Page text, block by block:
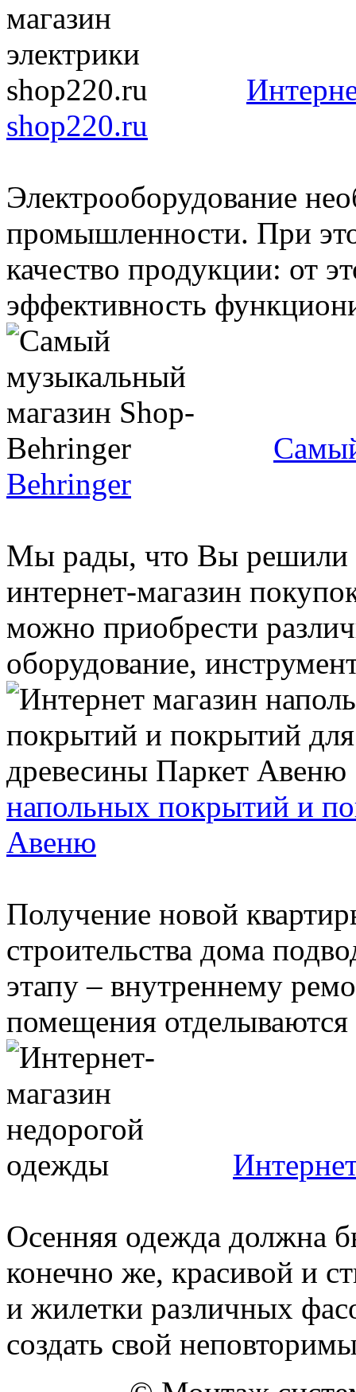
shop220.ru
Электрооборудование
промышленности. При
качество продукции: от
эффективность
Behringer
Мы рады, что Вы решили
интернет-магазин
можно приобрести
оборудование,
напольных покрытий и
Авеню
Получение новой
строительства дома
этапу – внутреннему
помещения
Осенняя одежда должна
конечно же, красивой и
и жилетки различных
создать свой